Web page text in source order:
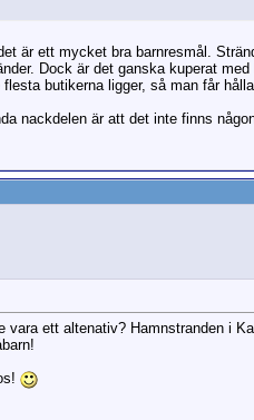
är ett mycket bra barnresmål.
Dock är det ganska kuperat
butikerna ligger, så man får
nackdelen är att det inte finns
ett altenativ? Hamnstranden i